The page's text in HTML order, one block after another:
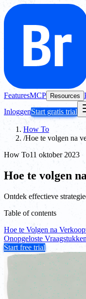
FeaturesMCP Resources
InloggenStart gratis trial
How To
/Hoe te volgen na
How To11 oktober 2023
Hoe te volgen
Ontdek effectieve
Table of contents
Hoe te Volgen na
Onopgeloste Vraagstukken
Start free trial